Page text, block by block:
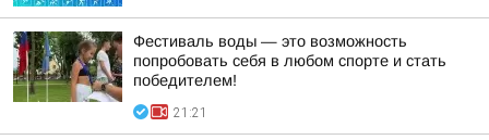
Фестиваль воды — это возможность
попробовать себя в любом спорте и стать
победителем!
21:21